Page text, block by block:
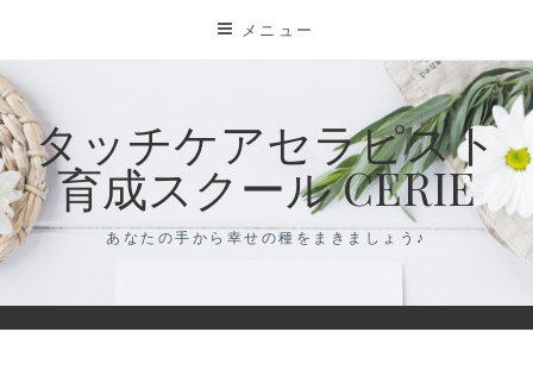
テ
ン
ツ
に
ス
キ
ッ
プ
メニュー
タッチケアセラピスト
育成スクール CERIE
あなたの手から幸せの種をまきましょう♪